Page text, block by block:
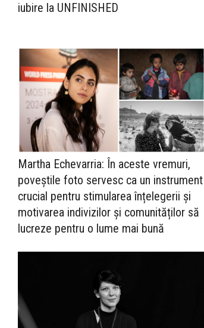
iubire la UNFINISHED
Martha Echevarria: În aceste vremuri,
poveștile foto servesc ca un instrument
crucial pentru stimularea înțelegerii și
motivarea indivizilor și comunităților să
lucreze pentru o lume mai bună